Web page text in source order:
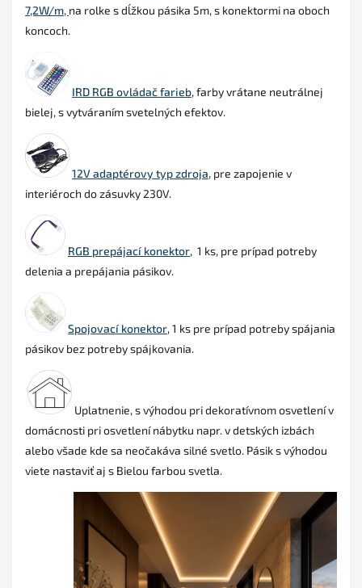
7,2W/m, na rolke s dĺžkou pásika 5m, s konektormi na oboch
koncoch.
IRD RGB ovládač farieb, farby vrátane neutrálnej
bielej, s vytváraním svetelných efektov.
12V adaptérovy typ zdroja, pre zapojenie v
interiéroch do zásuvky 230V.
RGB prepájací konektor, 1 ks, pre prípad potreby
delenia a prepájania pásikov.
Spojovací konektor, 1 ks pre prípad potreby spájania
pásikov bez potreby spájkovania.
Uplatnenie, svýhodou pri dekoratívnom osvetlení v
domácnosti pri osvetlení nábytku napr. v detských izbách
alebo všade kde sa neočakáva silné svetlo. Pásik s výhodou
viete nastaviť aj s Bielou farbou svetla.